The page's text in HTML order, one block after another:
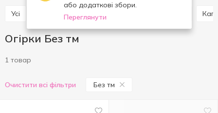
або додаткові збори.
Переглянути
Усі Помідори
Огірки Без тм
1 товар
Очистити всі фільтри Без тм